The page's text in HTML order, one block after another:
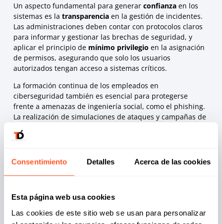
Consentimiento Detalles Acerca de las cookies
Esta página web usa cookies
Las cookies de este sitio web se usan para personalizar
Un aspecto fundamental para generar confianzaen los
sistemas es la transparenciaen la gestión de incidentes.
Las administraciones deben contar con protocolos claros
para informar y gestionar las brechas de seguridad, y
aplicar el principio de mínimo privilegio en la asignación
de permisos, asegurando que solo los usuarios
autorizados tengan acceso a sistemas críticos.
La formación continua de los empleados en
ciberseguridad también es esencial para protegerse
frente a amenazas de ingeniería social, como el phishing.
La realización de simulaciones de ataques y campañas de
seguridad en el interior de las organizaciones.
Protocolos de gestión de incidentes y
auditorías regulares
ciberseguridad de las administraciones públicas. Según la
que sus sistemas seanauditables y que haya una